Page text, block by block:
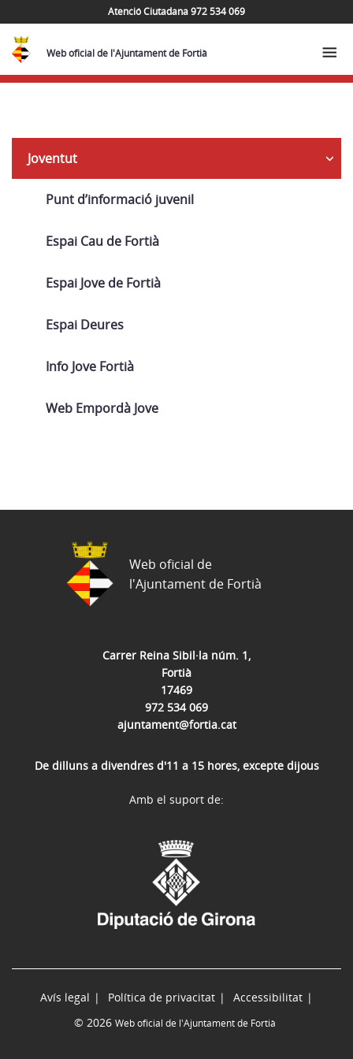
Atenció Ciutadana 972 534 069
Web oficial de l'Ajuntament de Fortià
Navega
Joventut
Punt d’informació juvenil
Espai Cau de Fortià
Espai Jove de Fortià
Espai Deures
Info Jove Fortià
Web Empordà Jove
Carrer Reina Sibil·la núm. 1,
Fortià
17469
972 534 069
ajuntament@fortia.cat
De dilluns a divendres d'11 a 15 hores, excepte dijous
Web oficial de
l'Ajuntament de Fortià
Avís legal Política de privacitat
Accessibilitat
© 2026 Web oficial de l'Ajuntament de Fortià
Amb el suport de: